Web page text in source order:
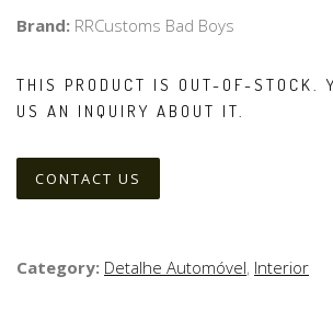
Brand: RRCustoms Bad Boys
THIS PRODUCT IS OUT-OF-STOCK.
US AN INQUIRY ABOUT IT.
CONTACT US
Category: Detalhe Automóvel, Interior